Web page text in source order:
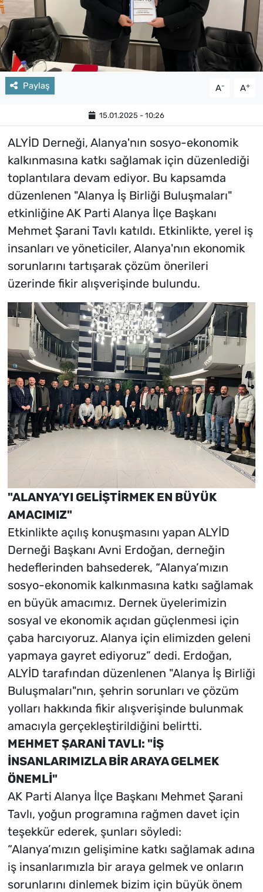
Paylaş A- A+
15.01.2025 - 10:26
ALYİD Derneği, Alanya'nın sosyo-ekonomik
kalkınmasına katkı sağlamak için düzenlediği
toplantılara devam ediyor. Bu kapsamda
düzenlenen "Alanya İş Birliği Buluşmaları"
etkinliğine AK Parti Alanya İlçe Başkanı
Mehmet Şarani Tavlı katıldı. Etkinlikte, yerel iş
insanları ve yöneticiler, Alanya'nın ekonomik
sorunlarını tartışarak çözüm önerileri
üzerinde fikir alışverişinde bulundu.
"ALANYA’YI GELİŞTİRMEK EN BÜYÜK
AMACIMIZ"
Etkinlikte açılış konuşmasını yapan ALYİD
Derneği Başkanı Avni Erdoğan, derneğin
hedeflerinden bahsederek, “Alanya’mızın
sosyo-ekonomik kalkınmasına katkı sağlamak
en büyük amacımız. Dernek üyelerimizin
sosyal ve ekonomik açıdan güçlenmesi için
çaba harcıyoruz. Alanya için elimizden geleni
yapmaya gayret ediyoruz” dedi. Erdoğan,
ALYİD tarafından düzenlenen "Alanya İş Birliği
Buluşmaları"nın, şehrin sorunları ve çözüm
yolları hakkında fikir alışverişinde bulunmak
amacıyla gerçekleştirildiğini belirtti.
MEHMET ŞARANİ TAVLI: "İŞ
İNSANLARIMIZLA BİR ARAYA GELMEK
ÖNEMLİ"
AK Parti Alanya İlçe Başkanı Mehmet Şarani
Tavlı, yoğun programına rağmen davet için
teşekkür ederek, şunları söyledi:
“Alanya’mızın gelişimine katkı sağlamak adına
iş insanlarımızla bir araya gelmek ve onların
sorunlarını dinlemek bizim için büyük önem